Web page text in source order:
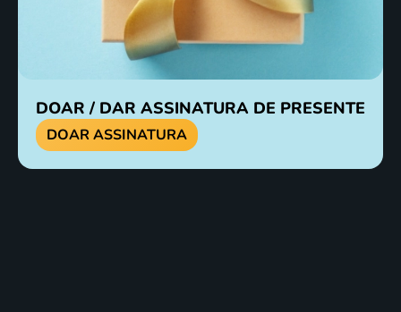
DOAR / DAR ASSINATURA DE PRESENTE
DOAR ASSINATURA